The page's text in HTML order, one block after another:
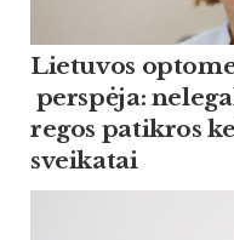
Lietuvos
perspėja:
regos patikros
sveikatai